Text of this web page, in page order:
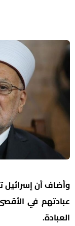
وأضاف أن
عبادتهم في
العبادة.